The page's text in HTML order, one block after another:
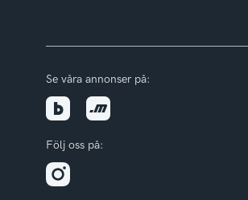
Se våra annonser på:
Följ oss på: